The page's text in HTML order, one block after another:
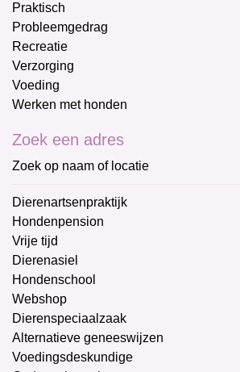
Praktisch
Probleemgedrag
Recreatie
Verzorging
Voeding
Werken met honden
Zoek een adres
Zoek op naam of locatie
Dierenartsenpraktijk
Hondenpension
Vrije tijd
Dierenasiel
Hondenschool
Webshop
Dierenspeciaalzaak
Alternatieve geneeswijzen
Voedingsdeskundige